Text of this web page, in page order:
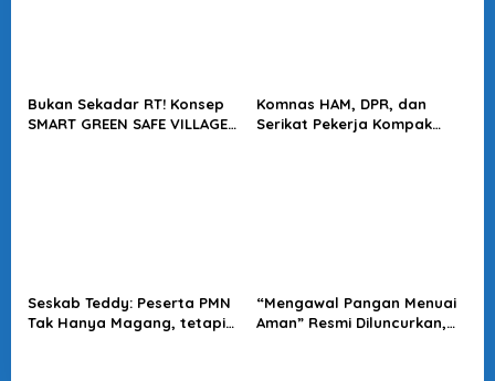
Bukan Sekadar RT! Konsep
SMART GREEN SAFE VILLAGE
Komnas HAM, DPR, dan
Serikat Pekerja Kompak
Seskab Teddy: Peserta PMN
Tak Hanya Magang, tetapi
“Mengawal Pangan Menuai
Aman” Resmi Diluncurkan,